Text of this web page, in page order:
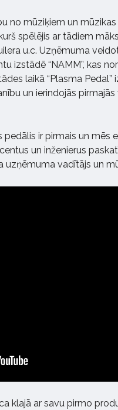
no mūziķiem un
spēlējis ar tādiem
u.c. Uzņēmuma
izstādē “NAMM”, kas
laikā “Plasma Pedal”
un ierindojās pirmajās
ir pirmais un mēs
un inženierus
uzņēmuma vadītājs un
klajā ar savu pirmo